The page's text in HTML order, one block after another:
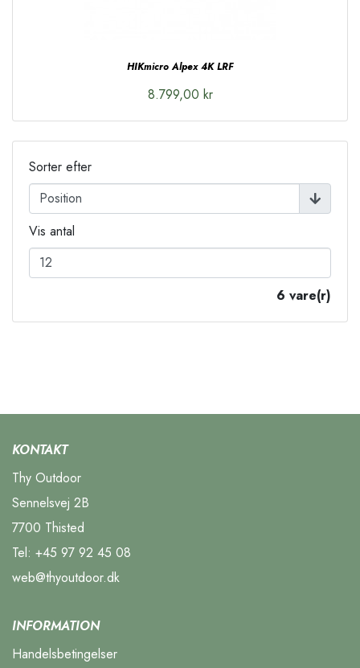
HIKmicro Alpex 4K LRF
8.799,00 kr
Sorter efter
Vis antal
6 vare(r)
KONTAKT
Thy Outdoor
Sennelsvej 2B
7700 Thisted
Tel: +45 97 92 45 08
web@thyoutdoor.dk
INFORMATION
Handelsbetingelser